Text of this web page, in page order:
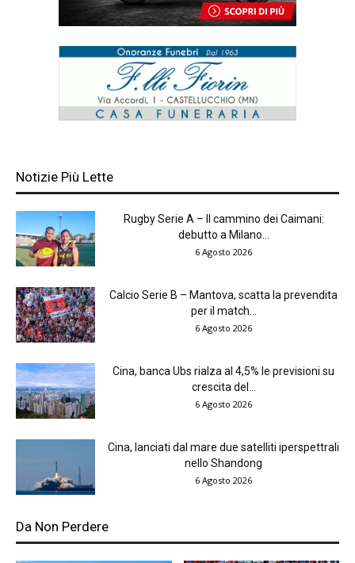
Notizie Più Lette
Rugby Serie A – Il cammino dei Caimani:
debutto a Milano...
6 Agosto 2026
Calcio Serie B – Mantova, scatta la prevendita
per il match...
6 Agosto 2026
Cina, banca Ubs rialza al 4,5% le previsioni su
crescita del...
6 Agosto 2026
Cina, lanciati dal mare due satelliti iperspettrali
nello Shandong
6 Agosto 2026
Da Non Perdere